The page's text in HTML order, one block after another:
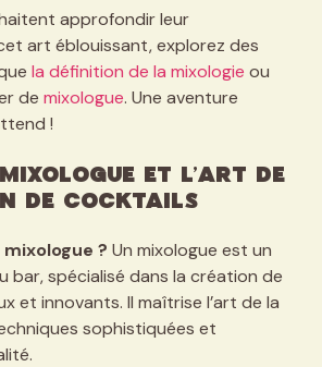
approfondir leur
art éblouissant, explorez des
la définition de la mixologie ou
de mixologue. Une aventure
!
Mixologue et l’Art de
de Cocktails
? Un mixologue est un
bar, spécialisé dans la création de
et innovants. Il maîtrise l’art de la
sophistiquées et